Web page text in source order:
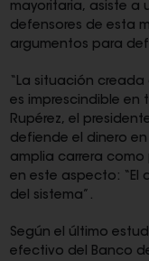
mayoritaria, asiste a
defensores de esta
argumentos para
“La situación
es imprescindible en
Rupérez, el
defiende el dinero
amplia carrera
en este aspecto: “El
del sistema”.
Según el último
efectivo del Banco